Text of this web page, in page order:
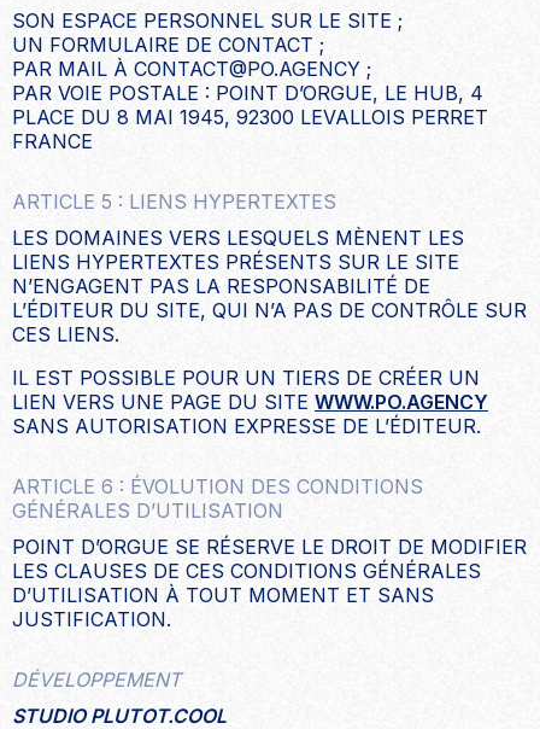
SON ESPACE PERSONNEL SUR LE SITE ;
UN FORMULAIRE DE CONTACT ;
PAR MAIL À CONTACT@PO.AGENCY ;
PAR VOIE POSTALE : POINT D’ORGUE, LE HUB, 4
PLACE DU 8 MAI 1945, 92300 LEVALLOIS PERRET
FRANCE
ARTICLE 5 : LIENS HYPERTEXTES
LES DOMAINES VERS LESQUELS MÈNENT LES
LIENS HYPERTEXTES PRÉSENTS SUR LE SITE
N’ENGAGENT PAS LA RESPONSABILITÉ DE
L’ÉDITEUR DU SITE, QUI N’A PAS DE CONTRÔLE SUR
CES LIENS.
IL EST POSSIBLE POUR UN TIERS DE CRÉER UN
LIEN VERS UNE PAGE DU SITE WWW.PO.AGENCY
SANS AUTORISATION EXPRESSE DE L’ÉDITEUR.
ARTICLE 6 : ÉVOLUTION DES CONDITIONS
GÉNÉRALES D’UTILISATION
POINT D’ORGUE SE RÉSERVE LE DROIT DE MODIFIER
LES CLAUSES DE CES CONDITIONS GÉNÉRALES
D’UTILISATION À TOUT MOMENT ET SANS
JUSTIFICATION.
DÉVELOPPEMENT
STUDIO PLUTOT.COOL